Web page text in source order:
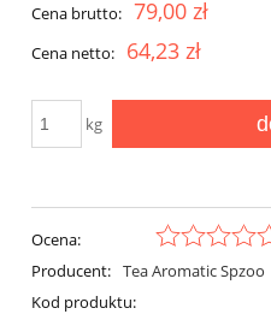
Cena brutto: 79,00 zł
Cena netto: 64,23 zł
kg
Ocena:
Producent: Tea Aromatic Spzoo
Kod produktu: